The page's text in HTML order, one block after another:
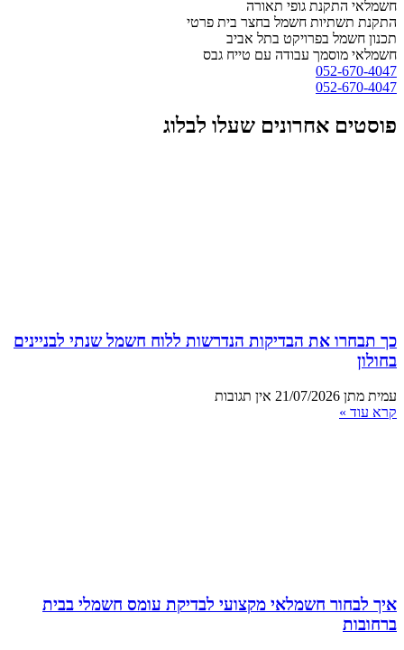
חשמלאי התקנת גופי תאורה
התקנת תשתיות חשמל בחצר בית פרטי
תכנון חשמל בפרויקט בתל אביב
חשמלאי מוסמך עבודה עם טייח גבס
052-670-4047
052-670-4047
פוסטים אחרונים שעלו לבלוג
כך תבחרו את הבדיקות הנדרשות ללוח חשמל שנתי לבניינים
בחולון
עמית מתן 21/07/2026 אין תגובות
קרא עוד »
איך לבחור חשמלאי מקצועי לבדיקת עומס חשמלי בבית
ברחובות